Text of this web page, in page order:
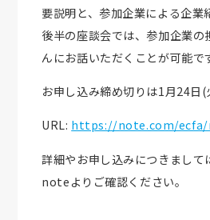
要説明と、参加企業による企業
後半の座談会では、参加企業の
んにお話いただくことが可能で
お申し込み締め切りは1月24日(
URL: https://note.com/ecfa/
詳細やお申し込みにつきまして
noteよりご確認ください。